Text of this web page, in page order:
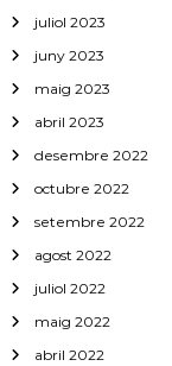
juliol 2023
juny 2023
maig 2023
abril 2023
desembre 2022
octubre 2022
setembre 2022
agost 2022
juliol 2022
maig 2022
abril 2022